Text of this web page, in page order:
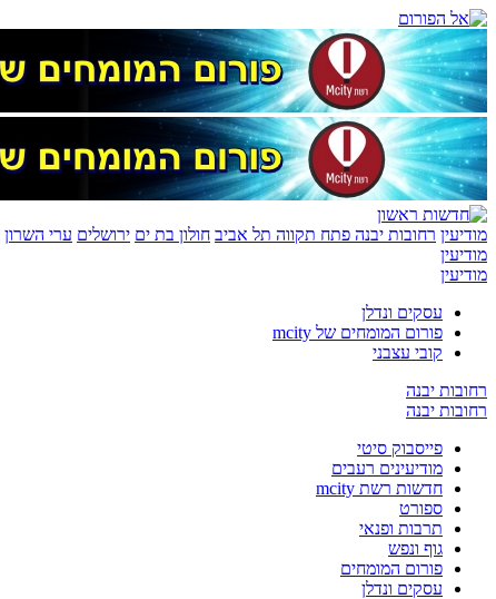
מודיעין רחובות יבנה פתח תקווה תל אביב חולון בת ים ירושלים ערי השרון
מודיעין
מודיעין
עסקים ונדלן
פורום המומחים של mcity
קובי עצבני
רחובות יבנה
רחובות יבנה
פייסבוק סיטי
מודיעינים רעבים
חדשות רשת mcity
ספורט
תרבות ופנאי
גוף ונפש
פורום המומחים
עסקים ונדלן